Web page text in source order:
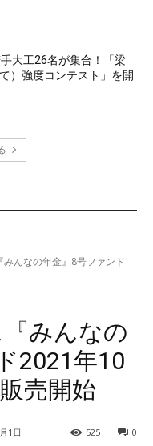
手大工26名が集合！「梁
）強度コンテスト」を開